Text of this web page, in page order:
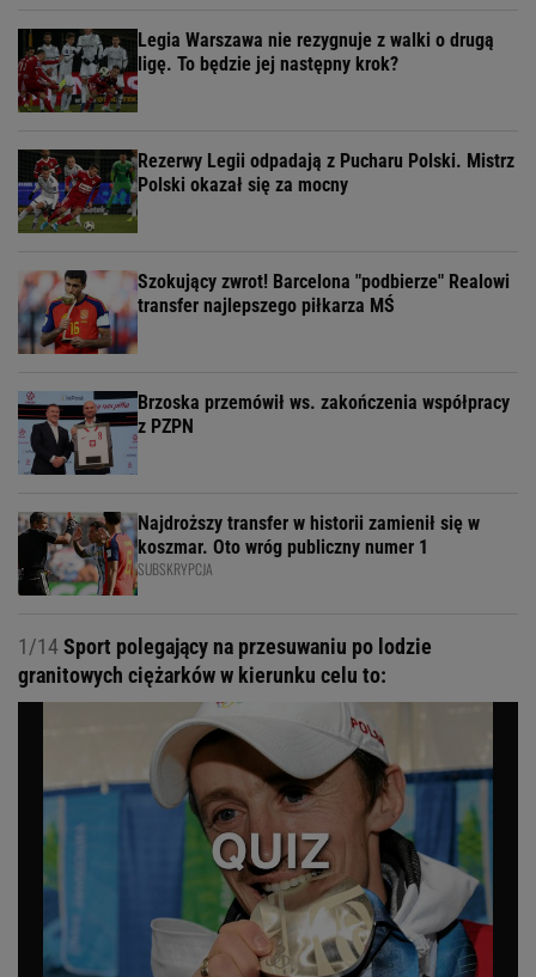
Legia Warszawa nie rezygnuje z walki o drugą
ligę. To będzie jej następny krok?
Rezerwy Legii odpadają z Pucharu Polski. Mistrz
Polski okazał się za mocny
Szokujący zwrot! Barcelona "podbierze" Realowi
transfer najlepszego piłkarza MŚ
Brzoska przemówił ws. zakończenia współpracy
z PZPN
Najdroższy transfer w historii zamienił się w
koszmar. Oto wróg publiczny numer 1
SUBSKRYPCJA
1/14Sport polegający na przesuwaniu po lodzie
granitowych ciężarków w kierunku celu to: